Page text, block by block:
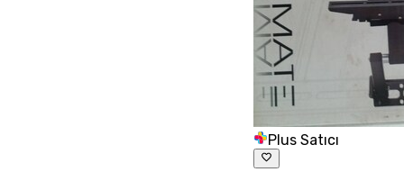
Plus Satıcı